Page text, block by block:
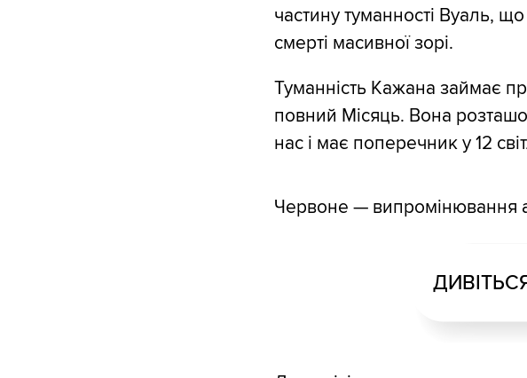
частину туманності Вуаль,
смерті масивної зорі.
Туманність Кажана займає
повний Місяць. Вона
нас і має поперечник у 12
Червоне — випромінювання